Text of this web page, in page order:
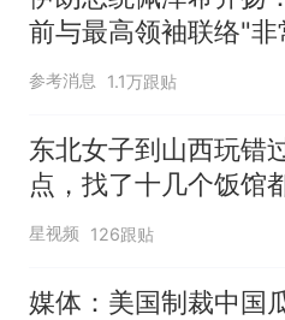
140多朵
美国渔民
回大海
来源：
笔试第
官方通报
惊艳！字
间创作“
制裁
前与最高领袖联络"非
难"
参考消息 1.1万跟贴
东北女子到山西玩错
点，找了十几个饭馆
开门：午休到几点
星视频 126跟贴
媒体：美国制裁中国